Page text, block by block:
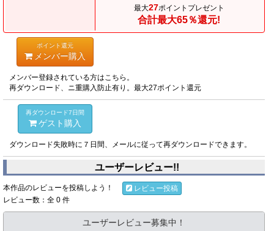
『TS学園の日常 第8話 今はもうここにはいない君へ』著：カ
SNSで大人気のTSF学園青春コミック第8話! 様々なきっかけで
性転換してしまうOTMS（オトメス）体質の生徒が
多数在籍している男子校、通称TS学園。教育実習生としてやっ
てきた大学生の青年深見ショウは、
さわやかなルックスと丁寧な授業で生徒からも好評だったが、
急に女体化したOTMS生徒と接したことで
女性アレルギーであることがバレてしまう。学園の卒業生でも
ある深見はTS学園でOTMSと接することで
女性慣れできる可能性を考えていたが上手くはいかず、事情を
聞いた生徒達の提案で女教師になることにして……。
『けものびと 第10話 その目に映る景色』著：まさma
動物が自ら望むと人間型になる「けものびと化」現象が発生し
最大27ポイントプレゼント
合計最大65％還元!
ポイント還元
メンバー購入
メンバー登録されている方はこちら。
再ダウンロード、ニ重購入防止有り。最大27ポイント還元
再ダウンロード7日間
ゲスト購入
ダウンロード失敗時に７日間、メールに従って再ダウンロードできます。
ユーザーレビュー!!
本作品のレビューを投稿しよう！
レビュー投稿
レビュー数：全 0 件
ユーザーレビュー募集中！